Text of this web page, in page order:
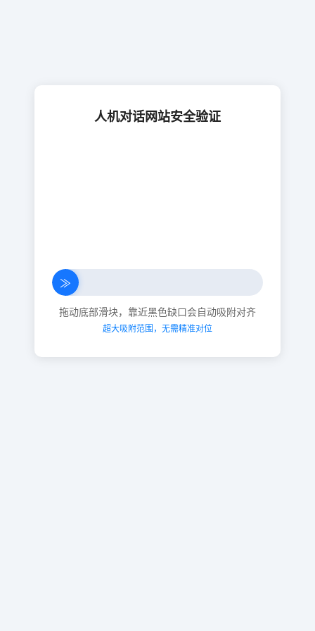
人机对话网站安全验证
≫
拖动底部滑块，靠近黑色缺口会自动吸附对齐
超大吸附范围，无需精准对位